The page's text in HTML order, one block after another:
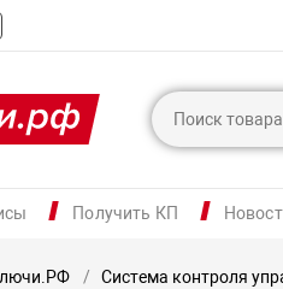
Получить КП
Система контроля